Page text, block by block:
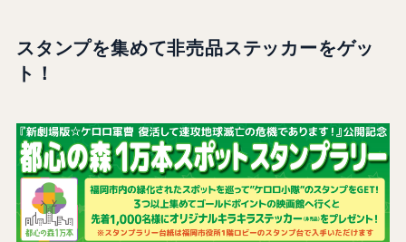
スタンプを集めて非売品ステッカーをゲッ
ト！